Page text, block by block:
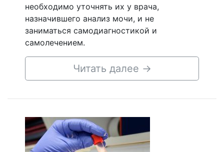
необходимо уточнять их у врача,
назначившего анализ мочи, и не
заниматься самодиагностикой и
самолечением.
Читать далее →